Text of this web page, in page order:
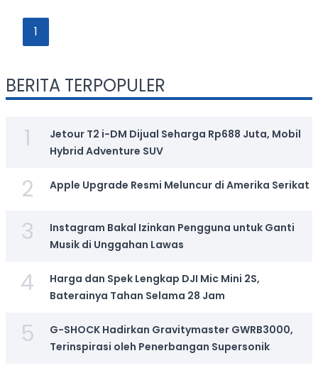
1
BERITA TERPOPULER
1
Jetour T2 i-DM Dijual Seharga Rp688 Juta, Mobil
Hybrid Adventure SUV
2 Apple Upgrade Resmi Meluncur di Amerika Serikat
3
Instagram Bakal Izinkan Pengguna untuk Ganti
Musik di Unggahan Lawas
4
Harga dan Spek Lengkap DJI Mic Mini 2S,
Baterainya Tahan Selama 28 Jam
5
G-SHOCK Hadirkan Gravitymaster GWRB3000,
Terinspirasi oleh Penerbangan Supersonik